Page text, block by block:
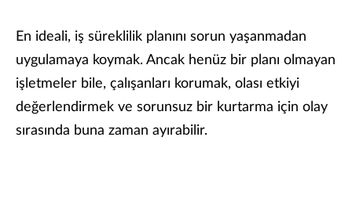
En ideali, iş süreklilik planını sorun yaşanmadan
uygulamaya koymak. Ancak henüz bir planı olmayan
işletmeler bile, çalışanları korumak, olası etkiyi
değerlendirmek ve sorunsuz bir kurtarma için olay
sırasında buna zaman ayırabilir.